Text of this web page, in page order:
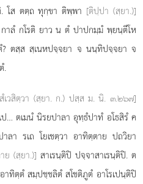
โส ตตฺถ ทุกฺขา ติพฺพา [ติปฺปา (สฺยา.)]
าลํ กโรติ ยาว น ตํ ปาปกมฺมํ พฺยนฺตีโห
ตสฺส สฺเนหปจฺจยา จ นนฺทิปจฺจยา จ
.
เวสิตฺวา (สฺยา. ก.) ปสฺส ม. นิ. ๓.๒๖๗]
… ตเมนํ นิรยปาลา อุทฺธํปาทํ อโธสิรํ ค
าลา รเถ โยเชตฺวา อาทิตฺตาย ปถวิยา
ย (สฺยา.)] สาเรนฺติปิ ปจฺจาสาเรนฺติปิ. ต
ทิตฺตํ สมฺปชฺชลิตํ สโชติภูตํ อาโรเปนฺติปิ